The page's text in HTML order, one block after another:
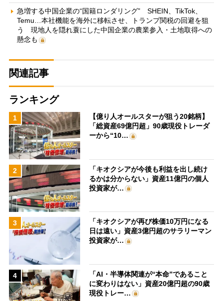
急増する中国企業の“国籍ロンダリング” SHEIN、TikTok、
Temu…本社機能を海外に移転させ、トランプ関税の回避を狙
う 現地人を隠れ蓑にした中国企業の農業参入・土地取得への
懸念も
関連記事
ランキング
1
【億り人オールスターが狙う20銘柄】
「総資産69億円超」90歳現役トレーダ
ーから“10…
2
「キオクシアが今後も利益を出し続け
るかは分からない」資産11億円の個人
投資家が…
3
「キオクシアが再び株価10万円になる
日は遠い」資産3億円超のサラリーマン
投資家が…
4
「AI・半導体関連が“本命”であること
に変わりはない」資産20億円超の90歳
現役トレー…